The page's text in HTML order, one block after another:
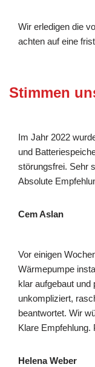
Wir erledigen die
achten auf eine
Stimmen
Im Jahr 2022
und
störungsfrei. Sehr
Absolute
Cem Aslan
Vor einigen
Wärmepumpe
klar aufgebaut und
unkompliziert,
beantwortet. Wir
Klare Empfehlung.
Helena Weber